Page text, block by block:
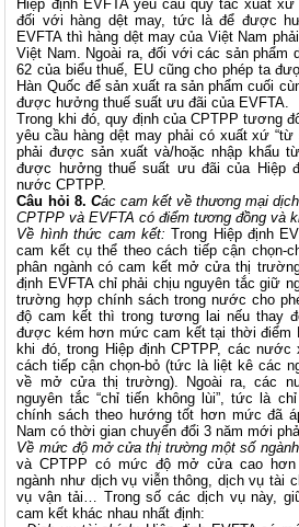
Hiệp định EVFTA yêu cầu quy tắc xuất
đối với hàng dệt may, tức là để được
EVFTA thì hàng dệt may của Việt Nam
Việt Nam. Ngoài ra, đối với các sản phẩm
62 của biểu thuế, EU cũng cho phép ta
Hàn Quốc để sản xuất ra sản phẩm cuối
được hưởng thuế suất ưu đãi của EVFTA.
Trong khi đó, quy định của CPTPP tương
yêu cầu hàng dệt may phải có xuất xứ
phải được sản xuất và/hoặc nhập khẩu
được hưởng thuế suất ưu đãi của Hiệp
nước CPTPP.
Câu hỏi 8. Các cam kết về thương mại
CPTPP và EVFTA có điểm tương đồng và
Về hình thức cam kết: Trong Hiệp định
cam kết cụ thể theo cách tiếp cận chọn-
phân ngành có cam kết mở cửa thị
định EVFTA chỉ phải chịu nguyên tắc giữ
trường hợp chính sách trong nước cho
độ cam kết thì trong tương lai nếu thay
được kém hơn mức cam kết tại thời điểm
khi đó, trong Hiệp định CPTPP, các
cách tiếp cận chọn-bỏ (tức là liệt kê các
về mở cửa thị trường). Ngoài ra, các
nguyên tắc “chỉ tiến không lùi”, tức là
chính sách theo hướng tốt hơn mức đã
Nam có thời gian chuyển đổi 3 năm mới
Về mức độ mở cửa thị trường một số
và CPTPP có mức độ mở cửa cao
ngành như dịch vụ viễn thông, dịch vụ tài
vụ vận tải… Trong số các dịch vụ này,
cam kết khác nhau nhất định: